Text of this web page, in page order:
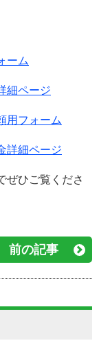
ーム
細ページ
用フォーム
詳細ページ
ぜひご覧くださ
前の記事